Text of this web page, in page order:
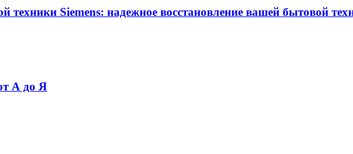
техники Siemens: надежное восстановление вашей бытовой
А до Я